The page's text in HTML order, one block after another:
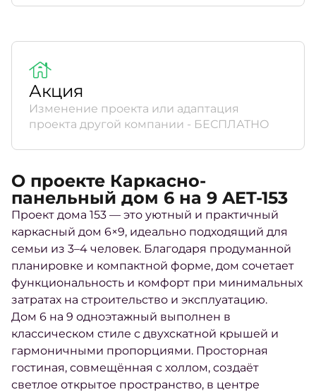
Акция
Изменение проекта или адаптация
проекта другой компании - БЕСПЛАТНО
О проекте Каркасно-
панельный дом 6 на 9 AET-153
Проект дома 153 — это уютный и практичный
каркасный дом 6×9, идеально подходящий для
семьи из 3–4 человек. Благодаря продуманной
планировке и компактной форме, дом сочетает
функциональность и комфорт при минимальных
затратах на строительство и эксплуатацию.
Дом 6 на 9 одноэтажный выполнен в
классическом стиле с двухскатной крышей и
гармоничными пропорциями. Просторная
гостиная, совмещённая с холлом, создаёт
светлое открытое пространство, в центре